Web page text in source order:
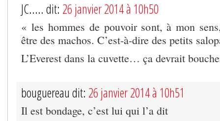
JC..... dit: 26 janvier 2014 à 10h50
« les hommes de pouvoir sont, à mon
être des machos. C’est-à-dire des petits
L’Everest dans la cuvette… ça devrait
bouguereau dit: 26 janvier 2014 à 10h51
Il est bondage, c’est lui qui l’a dit